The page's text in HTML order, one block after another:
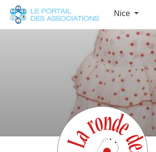
Nice
Panneau de gestion des cookies